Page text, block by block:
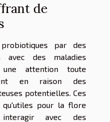
de
par des
avec des maladies
une attention toute
en raison des
potentielles. Ces
qu'utiles pour la flore
interagir avec des